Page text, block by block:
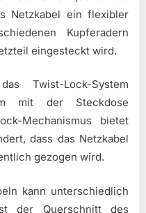
Netzkabel ein flexibler
Kupferadern
eingesteckt wird.
Twist-Lock-System
mit der Steckdose
Mechanismus bietet
dass das Netzkabel
gezogen wird.
kann unterschiedlich
der Querschnitt des